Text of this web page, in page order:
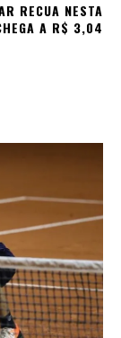
RECUA NESTA
A R$ 3,04